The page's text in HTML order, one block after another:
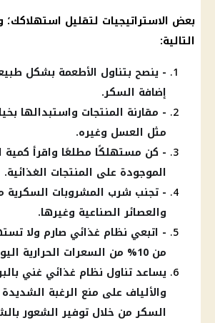
بعض الاستراتيجيات لتقليل استهلاكك؛
التالية:
- ينصح بتناول الأطعمة بشكل
إضافة السكر.
- مقارنة المنتجات واستبدالها
مثل العسل وغيره.
- كن مستهلكًا مطلعًا واقرأ كمية
الموجودة على المنتجات الغذائية.
- تجنب شرب المشروبات السكرية
والعصائر الصناعية وغيرها.
- اتبعي نظام غذائي صارم ولا
من 10% من السعرات الحرارية اليومية.
يساعد تناول نظام غذائي غني
والألياف على منع الرغبة
السكر من خلال توفير الشعور